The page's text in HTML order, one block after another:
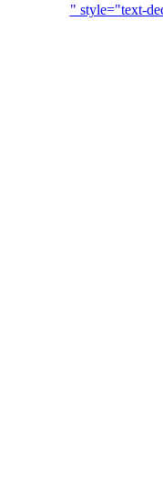
" style="text-